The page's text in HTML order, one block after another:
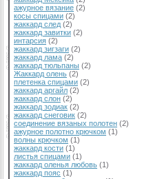
ажурное вязание (2)
косы спицами (2)
жаккард след (2)
жаккард завитки (2)
интарсия (2)
жаккард зигзаги (2)
жаккард лама (2)
жаккард тюльпаны (2)
Жаккард олень (2)
плетенка спицами (2)
жаккард аргайл (2)
жаккард слон (2)
жаккард зодиак (2)
жаккард снеговик (2)
соединение вязаных полотен (2)
ажурное полотно крючком (1)
волны крючком (1)
жаккард кости (1)
листья спицами (1)
жаккард оленья любовь (1)
жаккард пояс (1)